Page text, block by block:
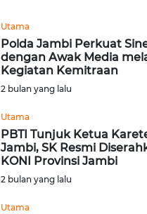
Utama
Polda Jambi Perkuat
dengan Awak Media
Kegiatan Kemitraan
2 bulan yang lalu
Utama
PBTI Tunjuk Ketua
Jambi, SK Resmi
KONI Provinsi Jambi
2 bulan yang lalu
Utama